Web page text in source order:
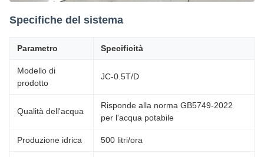
Specifiche del sistema
Parametro Specificità
Modello di
prodotto
JC-0.5T/D
Qualità dell'acqua
Risponde alla norma GB5749-2022
per l'acqua potabile
Produzione idrica 500 litri/ora